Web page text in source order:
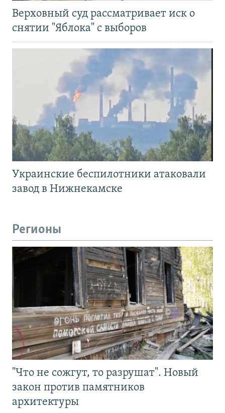
Верховный суд рассматривает иск о
снятии "Яблока" с выборов
Украинские беспилотники атаковали
завод в Нижнекамске
Регионы
"Что не сожгут, то разрушат". Новый
закон против памятников
архитектуры